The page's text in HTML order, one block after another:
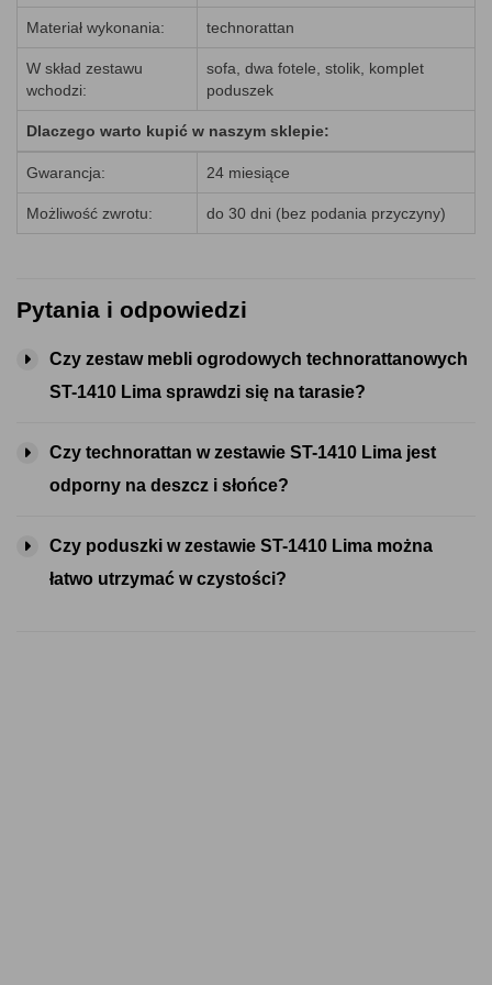
Materiał wykonania: technorattan
W skład zestawu
wchodzi:
sofa, dwa fotele, stolik, komplet
poduszek
Dlaczego warto kupić w naszym sklepie:
Gwarancja: 24 miesiące
Możliwość zwrotu: do 30 dni (bez podania przyczyny)
Pytania i odpowiedzi
Czy zestaw mebli ogrodowych technorattanowych
ST-1410 Lima sprawdzi się na tarasie?
Czy technorattan w zestawie ST-1410 Lima jest
odporny na deszcz i słońce?
Czy poduszki w zestawie ST-1410 Lima można
łatwo utrzymać w czystości?